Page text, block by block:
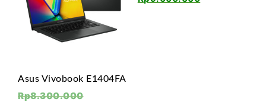
Asus Vivobook E1404FA
Rp8.300.000